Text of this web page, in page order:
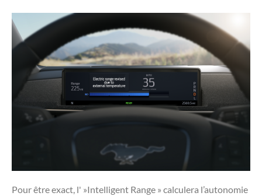
Pour être exact, l' »Intelligent Range » calculera l’autonomie